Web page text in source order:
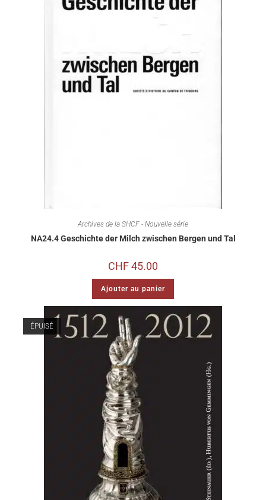
Archives de la SHCF - Nouvelle série
NA24.4 Geschichte der Milch zwischen Bergen und Tal
CHF45.00
Ajouter au panier
ÉPUISÉ